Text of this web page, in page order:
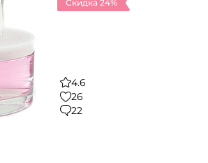
Скидка 24%
4.6
26
22